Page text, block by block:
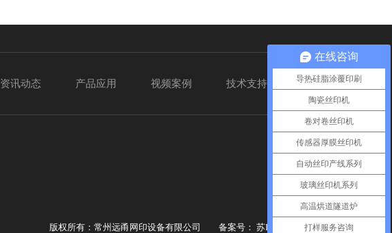
资讯动态 产品应用 视频案例 技术支持 联系我们
版权所有：常州远甬网印设备有限公司 备案号： 苏ICP备14003316号-4
在线咨询
导热硅脂涂覆印刷
陶瓷丝印机
卷对卷丝印机
传感器厚膜丝印机
自动丝印产线系列
玻璃丝印机系列
高温烘道隧道炉
打样服务咨询